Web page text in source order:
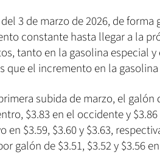
3 de marzo de 2026, de
constante hasta llegar a la
tanto en la gasolina especial
que el incremento en la
subida de marzo, el
$3.83 en el occidente y
en $3.59, $3.60 y $3.63,
galón de $3.51, $3.52 y $3.56